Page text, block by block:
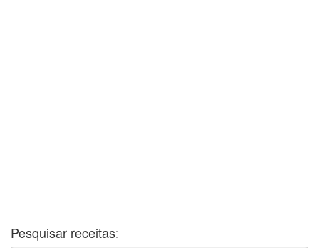
Pesquisar receitas: